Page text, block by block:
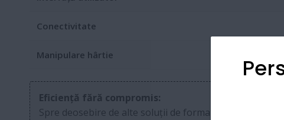
Conectivitate
Manipulare hârtie
Eficiență fără compromis:
Spre deosebire de alte soluții de format mare, SC-